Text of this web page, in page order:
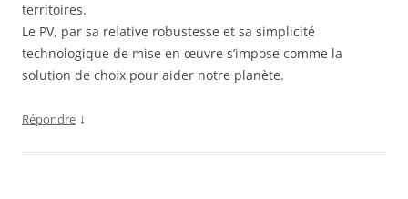
territoires.
Le PV, par sa relative robustesse et sa simplicité
technologique de mise en œuvre s’impose comme la
solution de choix pour aider notre planète.
Répondre ↓